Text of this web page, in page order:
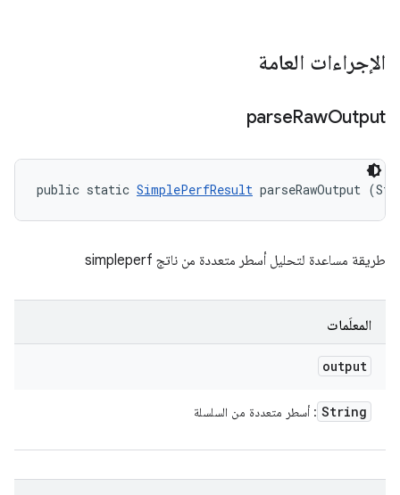
الإجراءات العامة
parseRawOutput
public static SimplePerfResult parseRawOutput
طريقة مساعدة لتحليل أسطر متعددة من ناتج simpleperf
المعلَمات
output
String : أسطر متعددة من السلسلة